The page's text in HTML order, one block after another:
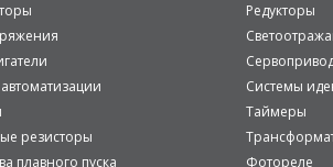
Редукторы
Системы
Таймеры
резисторы
плавного пуска Фотореле